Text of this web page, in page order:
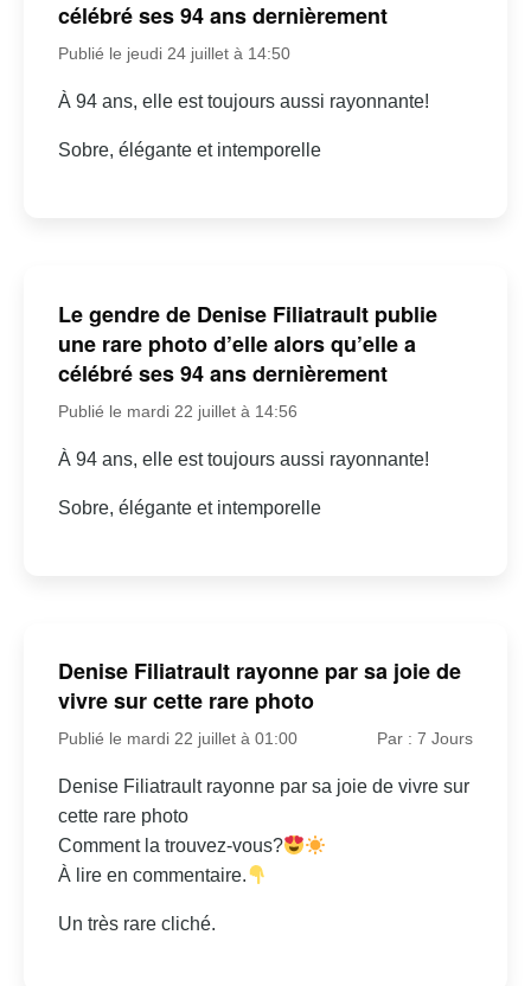
célébré ses 94 ans dernièrement
Publié le jeudi 24 juillet à 14:50
À 94 ans, elle est toujours aussi rayonnante!
Sobre, élégante et intemporelle
Le gendre de Denise Filiatrault publie
une rare photo d’elle alors qu’elle a
célébré ses 94 ans dernièrement
Publié le mardi 22 juillet à 14:56
À 94 ans, elle est toujours aussi rayonnante!
Sobre, élégante et intemporelle
Denise Filiatrault rayonne par sa joie de
vivre sur cette rare photo
Publié le mardi 22 juillet à 01:00 Par : 7 Jours
Denise Filiatrault rayonne par sa joie de vivre sur
cette rare photo
Comment la trouvez-vous?
À lire en commentaire.
Un très rare cliché.